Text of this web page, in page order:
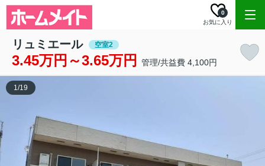
お気に入り
0
リュミエール 空室2
3.45万円～3.65万円 管理/共益費 4,100円
1/19